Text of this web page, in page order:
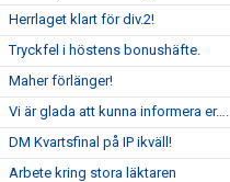
Herrlaget klart för div.2!
Tryckfel i höstens bonushäfte.
Maher förlänger!
Vi är glada att kunna informera er….
DM Kvartsfinal på IP ikväll!
Arbete kring stora läktaren